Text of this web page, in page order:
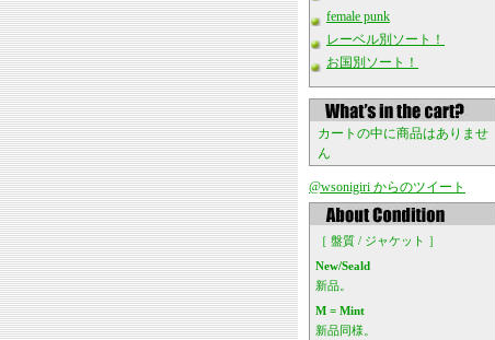
female punk
レーベル別ソート！
お国別ソート！
カートの中に商品はありませ
ん
@wsonigiri からのツイート
［ 盤質 / ジャケット ］
New/Seald
新品。
M = Mint
新品同様。